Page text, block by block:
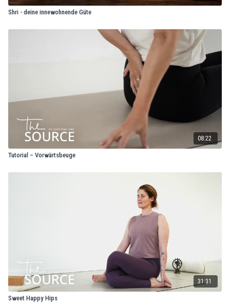
Shri - deine innewohnende Güte
08:22
Tutorial – Vorwärtsbeuge
31:31
Sweet Happy Hips